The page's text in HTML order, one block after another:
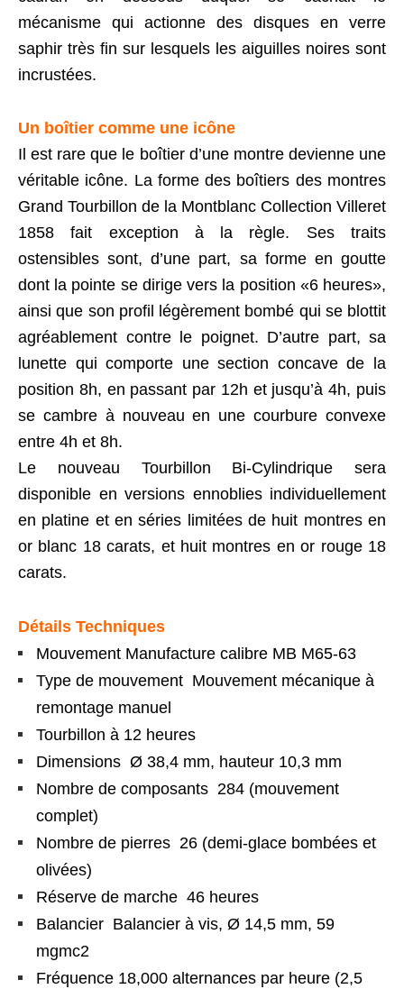
mécanisme qui actionne des disques en verre
saphir très fin sur lesquels les aiguilles noires sont
incrustées.
Un boîtier comme une icône
Il est rare que le boîtier d’une montre devienne une
véritable icône. La forme des boîtiers des montres
Grand Tourbillon de la Montblanc Collection Villeret
1858 fait exception à la règle. Ses traits
ostensibles sont, d’une part, sa forme en goutte
dont la pointe se dirige vers la position «6 heures»,
ainsi que son profil légèrement bombé qui se blottit
agréablement contre le poignet. D’autre part, sa
lunette qui comporte une section concave de la
position 8h, en passant par 12h et jusqu’à 4h, puis
se cambre à nouveau en une courbure convexe
entre 4h et 8h.
Le nouveau Tourbillon Bi-Cylindrique sera
disponible en versions ennoblies individuellement
en platine et en séries limitées de huit montres en
or blanc 18 carats, et huit montres en or rouge 18
carats.
Détails Techniques
Mouvement Manufacture calibre MB M65-63
Type de mouvement Mouvement mécanique à
remontage manuel
Tourbillon à 12 heures
Dimensions Ø 38,4 mm, hauteur 10,3 mm
Nombre de composants 284 (mouvement
complet)
Nombre de pierres 26 (demi-glace bombées et
olivées)
Réserve de marche 46 heures
Balancier Balancier à vis, Ø 14,5 mm, 59
mgmc2
Fréquence 18,000 alternances par heure (2,5